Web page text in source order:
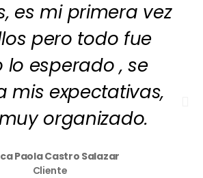
es mi primera vez
pero todo fue
lo esperado , se
mis expectativas,
organizado.
Paola Castro Salazar
Cliente